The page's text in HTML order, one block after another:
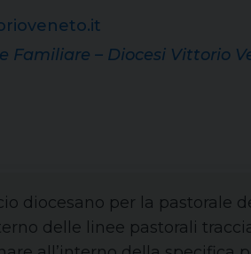
Familiare – Diocesi Vittorio
diocesano per la
delle linee pastorali